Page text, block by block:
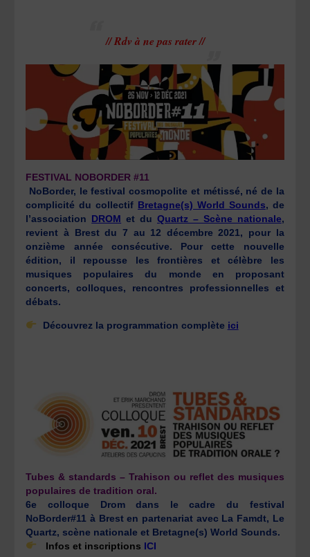
// Rdv à ne pas rater //
FESTIVAL NOBORDER #11
NoBorder, le festival cosmopolite et métissé, né de la
complicité du collectif Bretagne(s) World Sounds, de
l’association DROM et du Quartz – Scène nationale,
revient à Brest du 7 au 12 décembre 2021, pour la
onzième année consécutive. Pour cette nouvelle
édition, il repousse les frontières et célèbre les
musiques populaires du monde en proposant
concerts, colloques, rencontres professionnelles et
débats.
Découvrez la programmation complète ici
Tubes & standards – Trahison ou reflet des musiques
populaires de tradition oral.
6e colloque Drom dans le cadre du festival
NoBorder#11 à Brest en partenariat avec La Famdt, Le
Quartz, scène nationale et Bretagne(s) World Sounds.
Infos et inscriptions ICI